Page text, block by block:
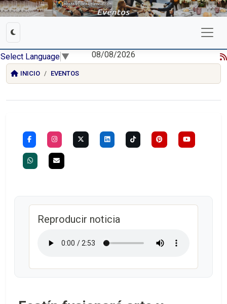
Select Language ▼ 08/08/2026
INICIO EVENTOS
Reproducir noticia